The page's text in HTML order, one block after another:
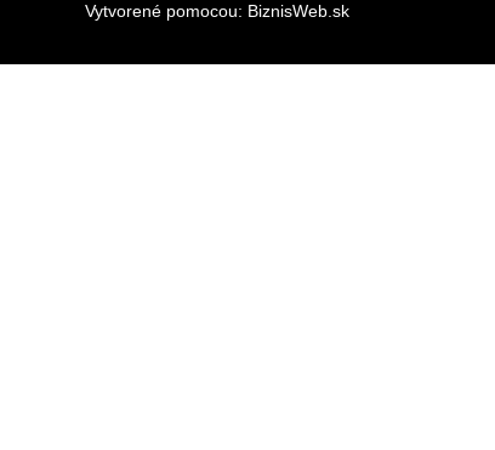
Vytvorené pomocou: BiznisWeb.sk